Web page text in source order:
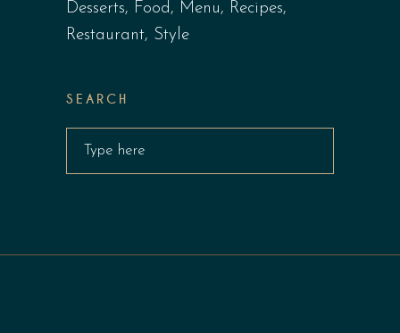
Desserts Food Menu
Recipes
Restaurant Style
SEARCH